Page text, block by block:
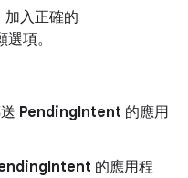
加入正確的
項。
PendingIntent 的應用
的應用程